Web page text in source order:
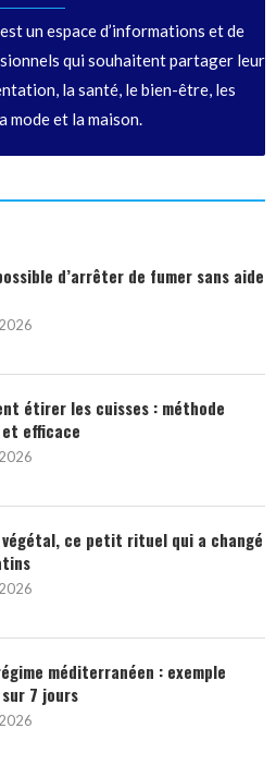
un espace d’informations et de
qui souhaitent partager leur
la santé, le bien-être, les
mode et la maison.
d’arrêter de fumer sans aide
étirer les cuisses : méthode
efficace
ce petit rituel qui a changé
méditerranéen : exemple
7 jours